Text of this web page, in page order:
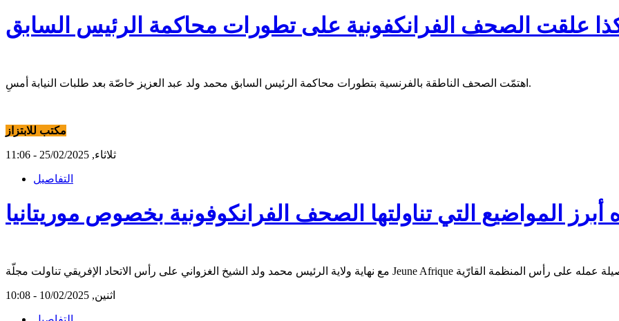
علقت الصحف الفرانكفونية على تطورات محاكمة الرئيس السابق
اهتمّت الصحف الناطقة بالفرنسية بتطورات محاكمة الرئيس السابق محمد ولد عبد العزيز خاصّة بعد طلبات النيابة أمسِ.
مكتب للابتزاز
ثلاثاء, 25/02/2025 - 11:06
التفاصيل
أبرز المواضيع التي تناولتها الصحف الفرانكوفونية بخصوص موريتانيا
اثنين, 10/02/2025 - 10:08